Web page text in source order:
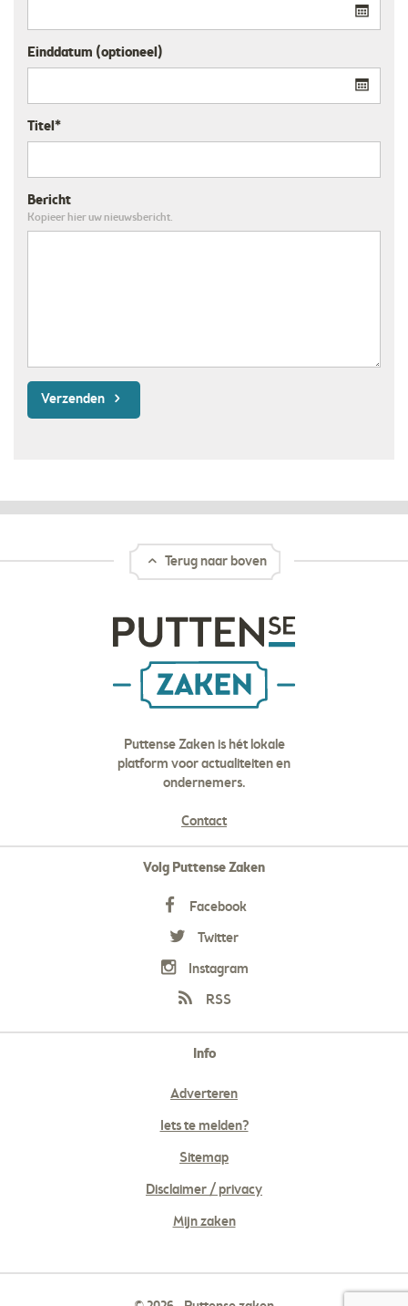
Einddatum (optioneel)
Titel*
Bericht
Kopieer hier uw nieuwsbericht.
Verzenden
Terug naar boven
Puttense Zaken is hét lokale
platform voor actualiteiten en
ondernemers.
Contact
Volg Puttense Zaken
Facebook
Twitter
Instagram
RSS
Info
Adverteren
Iets te melden?
Sitemap
Disclaimer / privacy
Mijn zaken